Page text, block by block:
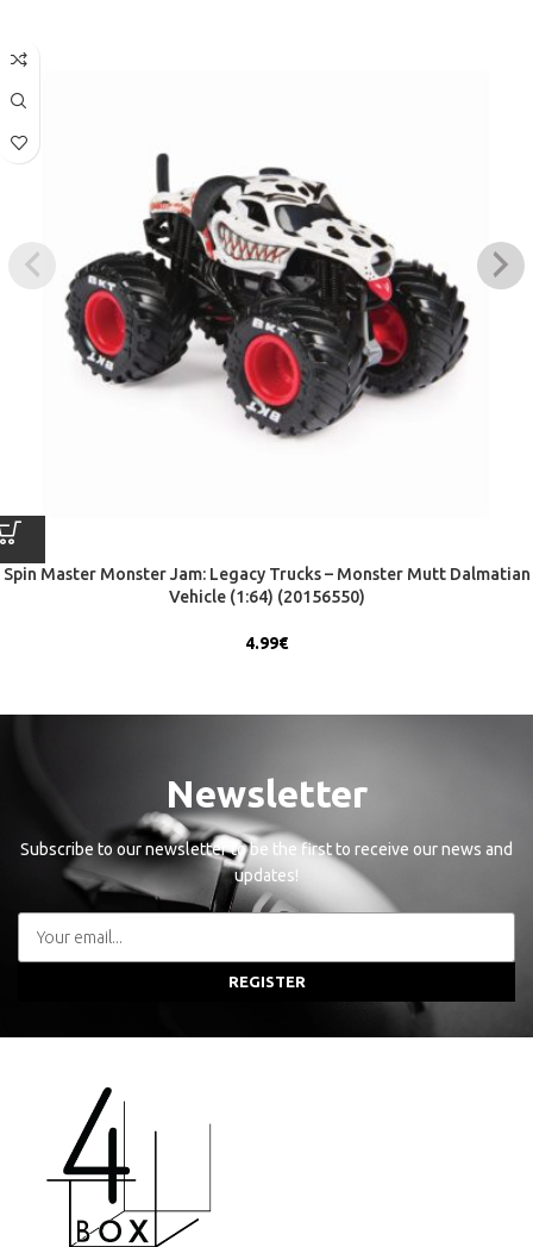
Spin Master Monster Jam: Legacy Trucks – Monster Mutt Dalmatian
Vehicle (1:64) (20156550)
4.99€
Newsletter
Subscribe to our newsletter to be the first to receive our news and
updates!
REGISTER